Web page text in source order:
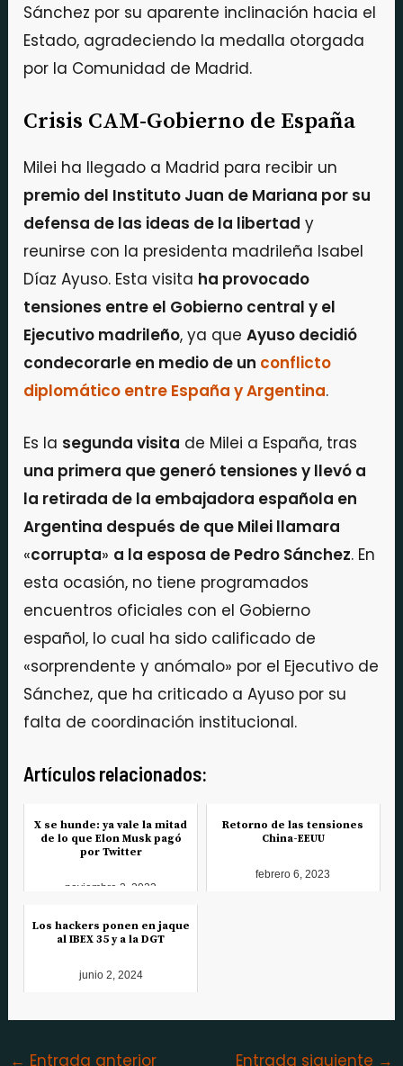
Sánchez por su aparente inclinación hacia el
Estado, agradeciendo la medalla otorgada
por la Comunidad de Madrid.
Crisis CAM-Gobierno de España
Milei ha llegado a Madrid para recibir un
premio del Instituto Juan de Mariana por su
defensa de las ideas de la libertad y
reunirse con la presidenta madrileña Isabel
Díaz Ayuso. Esta visita ha provocado
tensiones entre el Gobierno central y el
Ejecutivo madrileño, ya queAyuso decidió
condecorarle en medio de un conflicto
diplomático entre España y Argentina.
Es la segunda visita de Milei a España, tras
una primera que generó tensiones y llevó a
la retirada de la embajadora española en
Argentina después de que Milei llamara
«corrupta» a la esposa de Pedro Sánchez. En
esta ocasión, no tiene programados
encuentros oficiales con el Gobierno
español, lo cual ha sido calificado de
«sorprendente y anómalo» por el Ejecutivo de
Sánchez, que ha criticado a Ayuso por su
falta de coordinación institucional.
Artículos relacionados:
X se hunde: ya vale la mitad
de lo que Elon Musk pagó
por Twitter
noviembre 2, 2023
Retorno de las tensiones
China-EEUU
febrero 6, 2023
Los hackers ponen en jaque
al IBEX 35 y a la DGT
junio 2, 2024
← Entrada anterior Entrada siguiente →